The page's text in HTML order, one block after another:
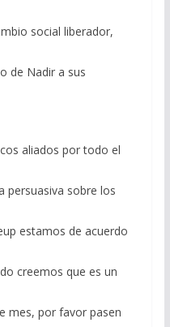
social liberador,
de Nadir a sus
aliados por todo el
persuasiva sobre los
estamos de acuerdo
creemos que es un
mes, por favor pasen